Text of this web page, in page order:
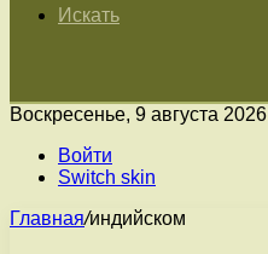
Искать
Воскресенье, 9 августа 2026
Войти
Switch skin
Главная/индийском